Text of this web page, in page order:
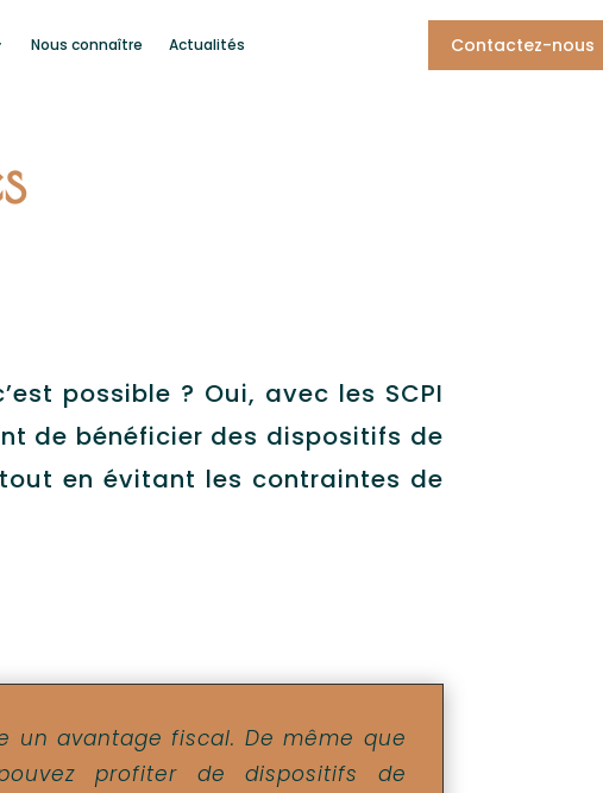
Nous connaître Actualités Contactez-nous
possible ? Oui, avec les SCPI
de bénéficier des dispositifs de
en évitant les contraintes de
un avantage fiscal. De même que
profiter de dispositifs de